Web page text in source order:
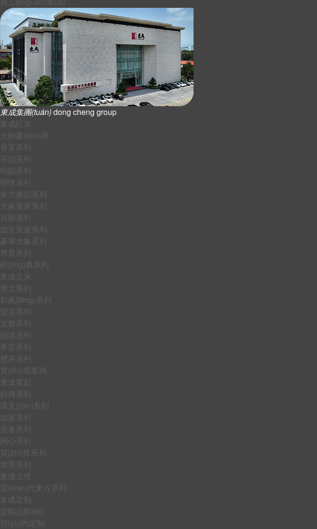
東成集團(tuán)dong cheng group
東成紅木
大師書(shū)房
香茗系列
荷韻系列
明韻系列
明悅系列
東方雅韻系列
大象寶座系列
祥和系列
如意寶座系列
豪華大象系列
尊貴系列
經(jīng)典系列
東成文宋
博文系列
和風(fēng)系列
望岳系列
文雅系列
知境系列
希言系列
禮序系列
實(shí)景案例
東成素刻
銘傳系列
璞見(jiàn)系列
如家系列
意薈系列
閱心系列
質(zhì)作系列
致墨系列
東成上境
現(xiàn)代東方系列
東成定制
定制品類(lèi)
預(yù)約定制